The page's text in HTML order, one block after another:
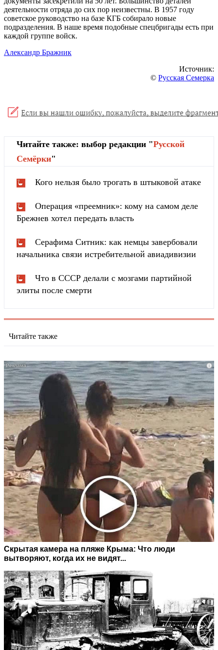
деятельности отряда до сих пор неизвестны. В 1957 году
советское руководство на базе КГБ собирало новые
подразделения. В наше время подобные спецбригады есть при
каждой группе войск.
Александр Бражник
Источник:
© Русская Семерка
Читайте также: выбор редакции "Русской
Cемёрки"
Кого нельзя было трогать в штыковой атаке
Операция «преемник»: кому на самом деле
Брежнев хотел передать власть
Серафима Ситник: как немцы завербовали
начальника связи истребительной авиадивизии
Что в СССР делали с мозгами партийной
элиты после смерти
Читайте также
i
Скрытая камера на пляже Крыма: Что люди
вытворяют, когда их не видят...